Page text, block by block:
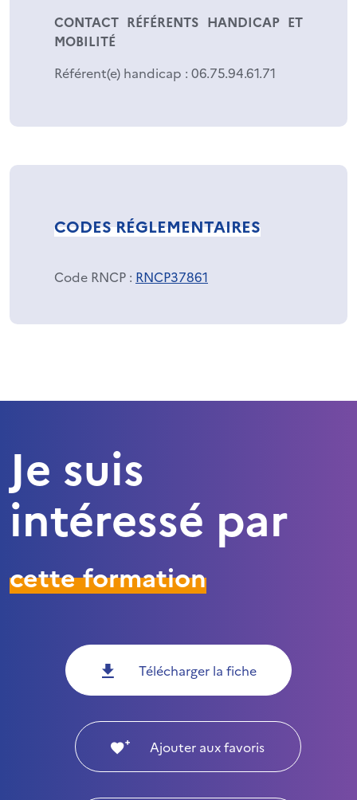
CONTACT RÉFÉRENTS HANDICAP ET
MOBILITÉ
Référent(e) handicap : 06.75.94.61.71
CODES RÉGLEMENTAIRES
Code RNCP : RNCP37861
Je suis
intéressé par
cette formation
Télécharger la fiche
Ajouter aux favoris